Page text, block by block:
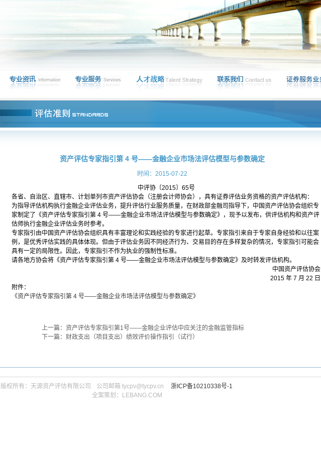
资产评估专家指引第 4 号——金融企业市场法评估模型与参数确定
时间：2015-07-22
中评协〔2015〕65号
各省、自治区、直辖市、计划单列市资产评估协会（注册会计师协会），具有证券评估业务资格的资产评估机构：
为指导评估机构执行金融企业评估业务，提升评估行业服务质量，在财政部金融司指导下，中国资产评估协会组织专
家制定了《资产评估专家指引第 4 号——金融企业市场法评估模型与参数确定》，现予以发布，供评估机构和资产评
估师执行金融企业评估业务时参考。
专家指引由中国资产评估协会组织具有丰富理论和实践经验的专家进行起草。专家指引来自于专家自身经验和以往案
例，是优秀评估实践的具体体现。但由于评估业务因不同经济行为、交易目的存在多样复杂的情况，专家指引可能会
具有一定的局限性。因此，专家指引不作为执业的强制性标准。
请各地方协会将《资产评估专家指引第 4 号——金融企业市场法评估模型与参数确定》及时转发评估机构。
中国资产评估协会
2015 年 7 月 22 日
附件：
《资产评估专家指引第 4 号——金融企业市场法评估模型与参数确定》
上一篇：资产评估专家指引第1号——金融企业评估中应关注的金融监管指标
下一篇：财政支出（项目支出）绩效评价操作指引（试行）
版权所有：天源资产评估有限公司ㅤ公司邮箱 tycpv@tycpv.cnㅤ 浙ICP备10210338号-1
全案策划：
LEBANG.COM